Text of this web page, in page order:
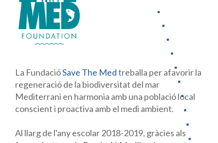
La FundacióSave The Medtreballa per afavorir la
regeneració de la biodiversitat del mar
Mediterrani en harmonia amb una població local
conscient i proactiva amb el medi ambient.
Al llarg de l'any escolar 2018-2019, gràcies als